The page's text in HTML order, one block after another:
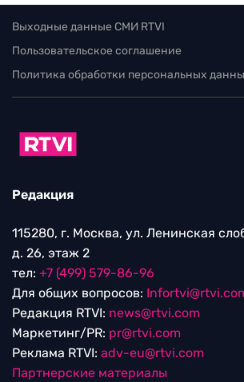
Выходные данные СМИ RTVI
Пользовательское соглашение
Политика обработки персональных
Редакция
115280, г. Москва, ул. Ленинская
д. 26, этаж 2
тел: +7 (499) 579-86-96
Для общих вопросов:
Редакция RTVI: news@rtvi.com
Маркетинг/PR: pr@rtvi.com
Реклама RTVI: adv-eu@rtvi.com
Партнерские материалы